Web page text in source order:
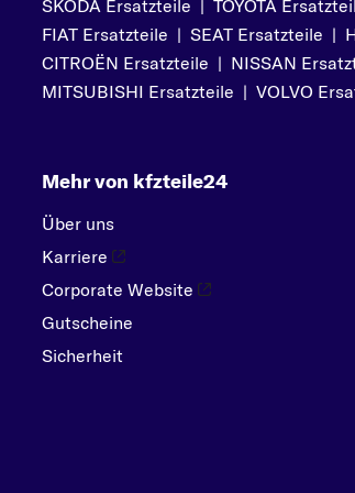
SKODA Ersatzteile | TOYOTA
FIAT Ersatzteile | SEAT Ersatzteile |
CITROËN Ersatzteile | NISSAN
MITSUBISHI Ersatzteile | VOLVO
Mehr von kfzteile24
Über uns
Karriere
Corporate Website
Gutscheine
Sicherheit